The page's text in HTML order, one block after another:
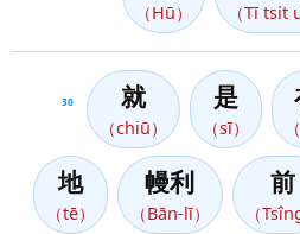
（Hū） （Tī tsi̍t
30 就
（chiū）
是
（sī）
地
（tē）
幔利
（Bān-lī）
前
（